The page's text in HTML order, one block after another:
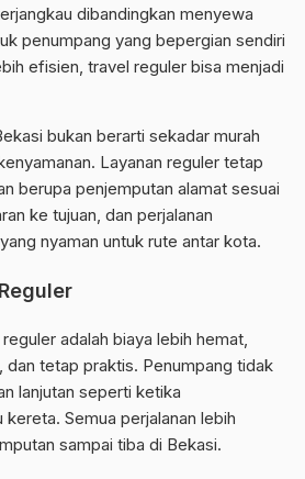
dibandingkan menyewa
penumpang yang bepergian sendiri
efisien, travel reguler bisa menjadi
bukan berarti sekadar murah
Layanan reguler tetap
berupa penjemputan alamat sesuai
ke tujuan, dan perjalanan
nyaman untuk rute antar kota.
adalah biaya lebih hemat,
dan tetap praktis. Penumpang tidak
lanjutan seperti ketika
Semua perjalanan lebih
sampai tiba di Bekasi.